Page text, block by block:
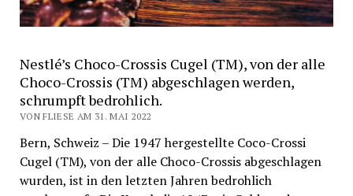
Nestlé’s Choco-Crossis Cugel (TM), von der alle
Choco-Crossis (TM) abgeschlagen werden,
schrumpft bedrohlich.
VON FLIESE AM 31. MAI 2022
Bern, Schweiz – Die 1947 hergestellte Coco-Crossi
Cugel (TM), von der alle Choco-Crossis abgeschlagen
wurden, ist in den letzten Jahren bedrohlich